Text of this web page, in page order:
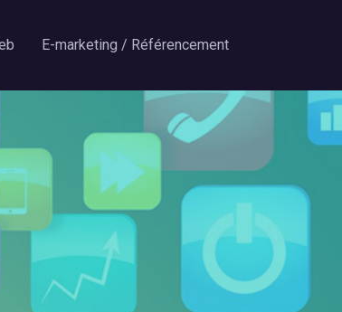
E-marketing / Référencement